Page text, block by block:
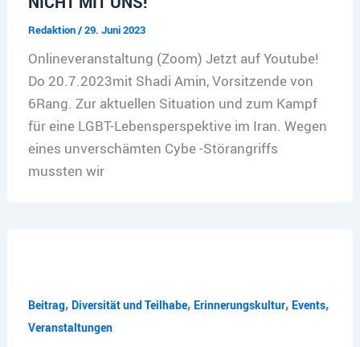
Redaktion/29. Juni 2023
Onlineveranstaltung (Zoom) Jetzt auf Youtube!
Do 20.7.2023mit Shadi Amin, Vorsitzende von
6Rang. Zur aktuellen Situation und zum Kampf
für eine LGBT-Lebensperspektive im Iran. Wegen
eines unverschämten Cybe -Störangriffs
mussten wir
Beitrag, Diversität und Teilhabe, Erinnerungskultur, Events,
Veranstaltungen